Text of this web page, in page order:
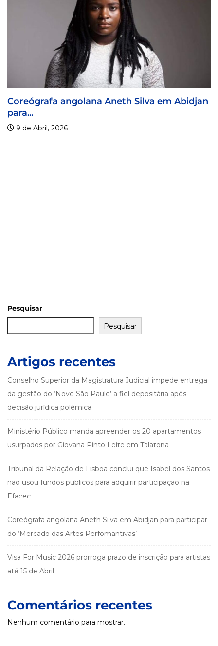
Silva em Abidjan Visa For Music 2026
Pesquisar
Pesquisar
Artigos recentes
Conselho Superior da Magistratura Judicial impede entrega
da gestão do ‘Novo São Paulo’ a fiel depositária após
decisão jurídica polémica
Ministério Público manda apreender os 20 apartamentos
usurpados por Giovana Pinto Leite em Talatona
Tribunal da Relação de Lisboa conclui que Isabel dos Santos
não usou fundos públicos para adquirir participação na
Efacec
Coreógrafa angolana Aneth Silva em Abidjan para participar
do ‘Mercado das Artes Perfomantivas’
Visa For Music 2026 prorroga prazo de inscrição para artistas
até 15 de Abril
Comentários recentes
Nenhum comentário para mostrar.